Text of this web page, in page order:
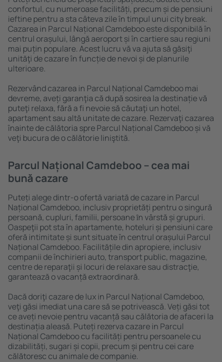
confortul, cu numeroase facilități, precum și de pensiuni
ieftine pentru a sta câteva zile în timpul unui city break.
Cazarea in Parcul Național Camdeboo este disponibilă în
centrul orașului, lângă aeroport și în cartiere sau regiuni
mai puțin populare. Acest lucru vă va ajuta să găsiţi
unităţi de cazare în funcție de nevoi și de planurile
ulterioare.
Rezervând cazarea in Parcul Național Camdeboo mai
devreme, aveți garanţia că după sosirea la destinație vă
puteţi relaxa, fără a fi nevoie să căutaţi un hotel,
apartament sau altă unitate de cazare. Rezervaţi cazarea
înainte de călătoria spre Parcul Național Camdeboo și vă
veţi bucura de o călătorie liniştită.
Parcul Național Camdeboo – cea mai
bună cazare
Puteți alege dintr-o ofertă variată de cazare in Parcul
Național Camdeboo, inclusiv proprietăți pentru o singură
persoană, cupluri, familii, persoane ȋn vârstă și grupuri.
Oaspeţii pot sta în apartamente, hoteluri și pensiuni care
oferă intimitate și sunt situate în centrul orașului Parcul
Național Camdeboo. Facilitățile din apropiere, inclusiv
companii de închirieri auto, transport public, magazine,
centre de reparaţii și locuri de relaxare sau distracţie,
garantează o vacanță extraordinară.
Dacă doriţi cazare de lux in Parcul Național Camdeboo,
veţi găsi imediat una care să se potrivească. Veți găsi tot
ce aveți nevoie pentru vacanță sau călătoria de afaceri la
destinația aleasă. Puteți rezerva cazare in Parcul
Național Camdeboo cu facilități pentru persoanele cu
dizabilități, sugari și copii, precum și pentru cei care
călătoresc cu animale de companie.